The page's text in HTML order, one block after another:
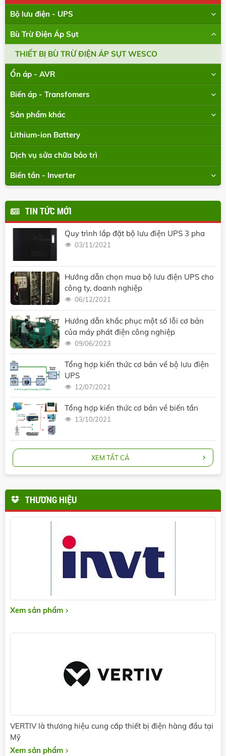
Bộ lưu điện - UPS
Bù Trừ Điện Áp Sụt
THIẾT BỊ BÙ TRỪ ĐIỆN ÁP SỤT WESCO
Ổn áp - AVR
Biến áp - Transfomers
Sản phẩm khác
Lithium-ion Battery
Dịch vụ sửa chữa bảo trì
Biến tần - Inverter
TIN TỨC MỚI
Quy trình lắp đặt bộ lưu điện UPS 3 pha
03/11/2021
Hướng dẫn chọn mua bộ lưu điện UPS cho
công ty, doanh nghiệp
06/12/2021
Hướng dẫn khắc phục một số lỗi cơ bản
của máy phát điện công nghiệp
09/06/2023
Tổng hợp kiến thức cơ bản về bộ lưu điện
UPS
12/07/2021
Tổng hợp kiến thức cơ bản về biến tần
13/10/2021
XEM TẤT CẢ
THƯƠNG HIỆU
Xem sản phẩm
VERTIV là thương hiệu cung cấp thiết bị điện hàng đầu tại
Mỹ
Xem sản phẩm